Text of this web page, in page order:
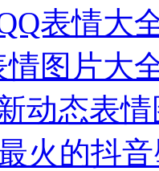
表情大
情图片大
动态表
火的抖